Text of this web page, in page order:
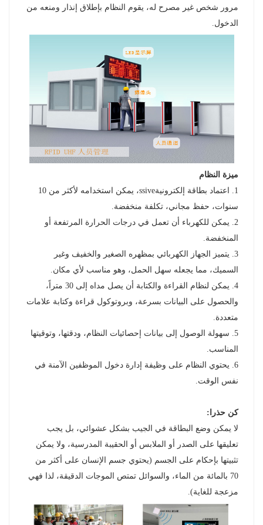
Indonesia
مرور شخص غير مصرح له، يقوم النظام بإطلاق إنذار ومنعه من
الدخول.
ميزة النظام
1. اعتماد بطاقة إلكترونية
ssive، يمكن استخدامه لأكثر من 10
سنوات، حفظ مجاني، تكلفة منخفضة.
2. يمكن للكهرباء أن تعمل في درجات الحرارة المرتفعة أو
المنخفضة.
3. يتميز الجهاز الكهربائي بمظهره الصغير والخفيف وغير
السميك، مما يجعله سهل الحمل، وهو مناسب لأي مكان.
4. يمكن لنظام القراءة والكتابة أن يصل مداه إلى 30 متراً،
والحصول على البيانات بسرعة، وبروتوكول قراءة وكتابة علامات
متعددة.
5. سهولة الوصول إلى بيانات إحصائيات النظام، ودقتها، وتوقيتها
المناسب.
6. يحتوي النظام على وظيفة إدارة دخول الموظفين الآمنة في
نفس الوقت.
كن حذرا:
لا يمكن وضع البطاقة في الجيب بشكل عشوائي، بل يجب
تعليقها على الصدر أو الملابس أو الحقيبة المدرسية، ولا يمكن
تثبيتها بإحكام على الجسم (يحتوي جسم الإنسان على أكثر من
70 بالمائة من الماء، والسوائل تمتص الموجات الدقيقة، لذا فهي
مزعجة للغاية).